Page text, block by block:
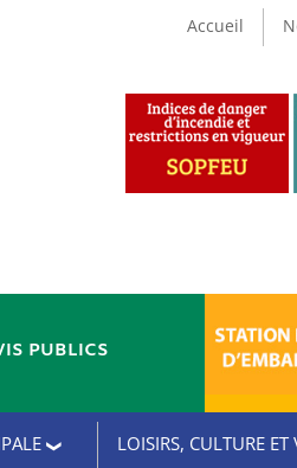
Accueil
PUBLICS
LOISIRS, CULTURE